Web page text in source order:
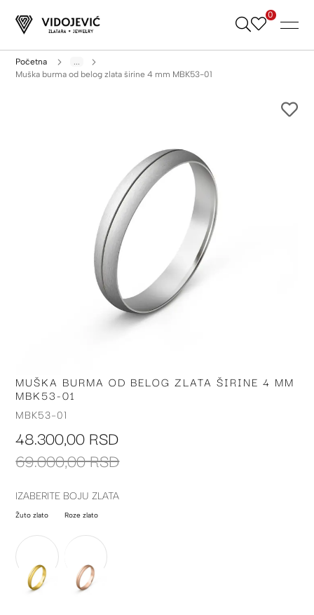
Skip
0
Početna
...
Muška burma od belog zlata širine 4 mm MBK53-01
Skip
to
the
of
images
MUŠKA BURMA OD BELOG ZLATA ŠIRINE 4 MM
MBK53-01
MBK53-01
48.300,00 RSD
69.000,00 RSD
IZABERITE BOJU ZLATA
Žuto zlato Roze zlato